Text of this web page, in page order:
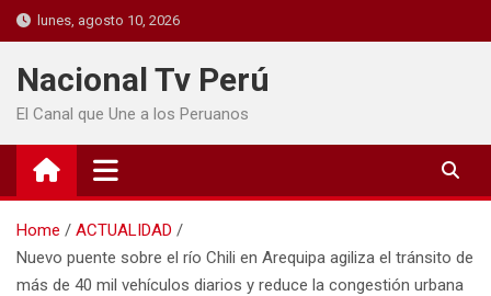
lunes, agosto 10, 2026
Nacional Tv Perú
El Canal que Une a los Peruanos
Home
ACTUALIDAD
Nuevo puente sobre el río Chili en Arequipa agiliza el tránsito de
más de 40 mil vehículos diarios y reduce la congestión urbana